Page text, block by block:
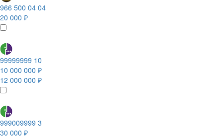
966 500 04 04
20 000 ₽
99999999 10
10 000 000 ₽
12 000 000 ₽
999009999 3
30 000 ₽